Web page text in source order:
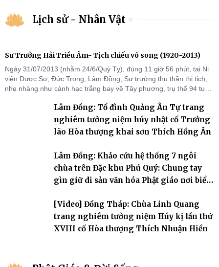
Lịch sử - Nhân Vật
Sư Trưởng Hải Triều Âm- Tịch chiếu vô song (1920-2013)
Ngày 31/07/2013 (nhằm 24/6/Quý Tỵ), đúng 11 giờ 56 phút, tại Ni
viện Dược Sư, Đức Trọng, Lâm Đồng, Sư trưởng thu thần thị tịch,
nhẹ nhàng như cánh hạc trắng bay về Tây phương, trụ thế 94 tuổi
Lâm Đồng: Tổ đình Quảng Ân Tự trang
nghiêm tưởng niệm húy nhật cố Trưởng
lão Hòa thượng khai sơn Thích Hồng Ân
Lâm Đồng: Khảo cứu hệ thống 7 ngôi
chùa trên Đặc khu Phú Quý: Chung tay
gìn giữ di sản văn hóa Phật giáo nơi biển
[Video] Đồng Tháp: Chùa Linh Quang
trang nghiêm tưởng niệm Húy kị lần thứ
XVIII cố Hòa thượng Thích Nhuận Hiền